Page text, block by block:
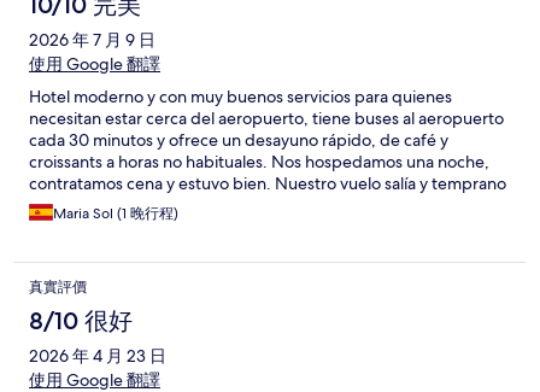
2026 年 7 月 9 日
使用 Google 翻譯
Hotel moderno y con muy buenos servicios para quienes
necesitan estar cerca del aeropuerto, tiene buses al aeropuerto
cada 30 minutos y ofrece un desayuno rápido, de café y
croissants a horas no habituales. Nos hospedamos una noche,
contratamos cena y estuvo bien. Nuestro vuelo salía y temprano
y pudimos desayunar 5:00 am en el hotel y usar el servicio de
buses al aeropuerto. Volvería a hospedarme allí.
Maria Sol (1 晚行程)
真實評價
8/10 很好
2026 年 4 月 23 日
使用 Google 翻譯